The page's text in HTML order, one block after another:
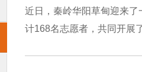
近日，秦岭华阳草甸迎来
计168名志愿者，共同开展